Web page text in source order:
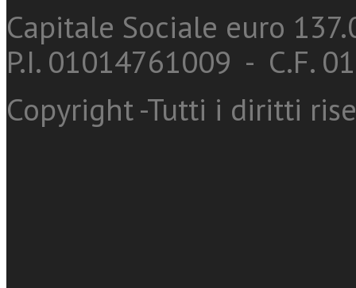
Capitale Sociale euro
P.I. 01014761009 - C.F.
Copyright -Tutti i diritti